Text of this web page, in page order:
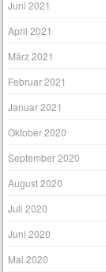
Juni 2021
April 2021
März 2021
Februar 2021
Januar 2021
Oktober 2020
September 2020
August 2020
Juli 2020
Juni 2020
Mai 2020